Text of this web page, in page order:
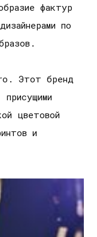
фактур
по
Этот бренд
цветовой
и